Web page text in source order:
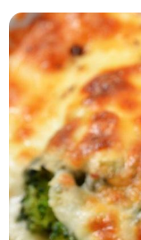
Salgado
Doce
Pão
Salada
Almoço